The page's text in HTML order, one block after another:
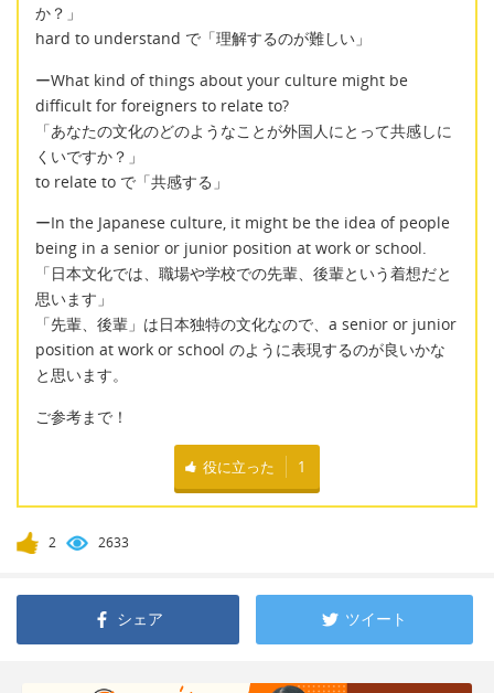
か？」
hard to understand で「理解するのが難しい」
ーWhat kind of things about your culture might be
difficult for foreigners to relate to?
「あなたの文化のどのようなことが外国人にとって共感しに
くいですか？」
to relate to で「共感する」
ーIn the Japanese culture, it might be the idea of people
being in a senior or junior position at work or school.
「日本文化では、職場や学校での先輩、後輩という着想だと
思います」
「先輩、後輩」は日本独特の文化なので、a senior or junior
position at work or school のように表現するのが良いかな
と思います。
ご参考まで！
役に立った 1
2 2633
シェア ツイート